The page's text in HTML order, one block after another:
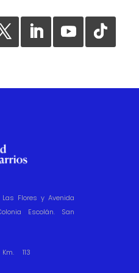
Flores y Avenida
Escolán. San
113